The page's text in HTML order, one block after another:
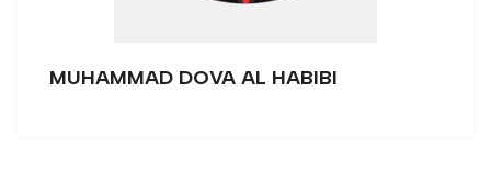
MUHAMMAD DOVA AL HABIBI